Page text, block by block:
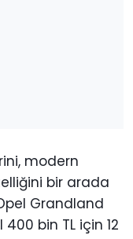
modern
bir arada
Grandland
bin TL için 12